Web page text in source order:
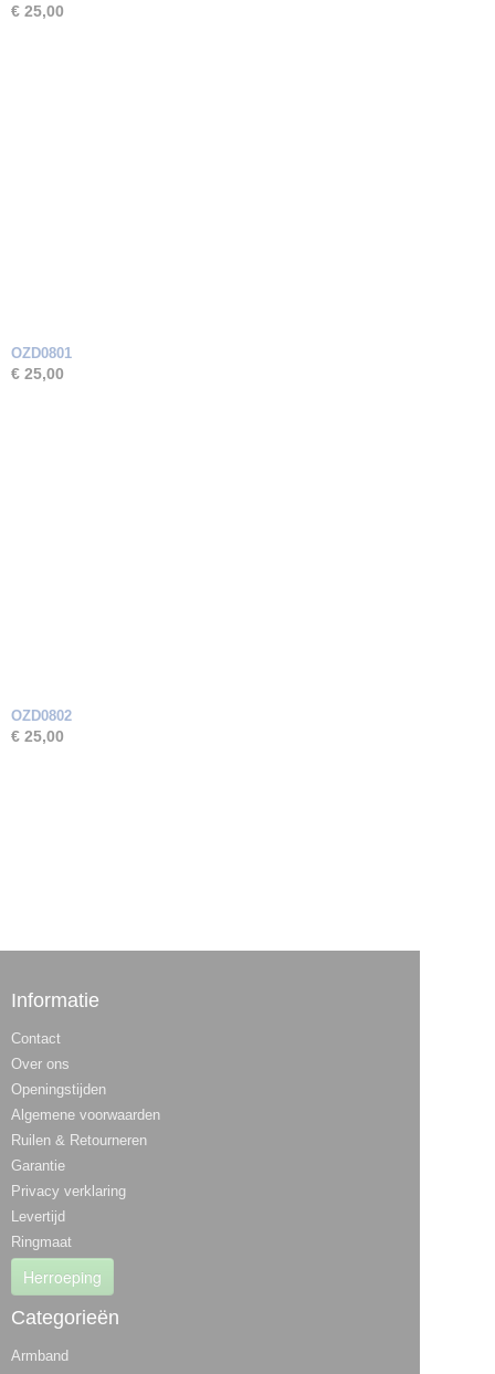
€ 25,00
OZD0801
€ 25,00
OZD0802
€ 25,00
Informatie
Contact
Over ons
Openingstijden
Algemene voorwaarden
Ruilen & Retourneren
Garantie
Privacy verklaring
Levertijd
Ringmaat
Herroeping
Categorieën
Armband